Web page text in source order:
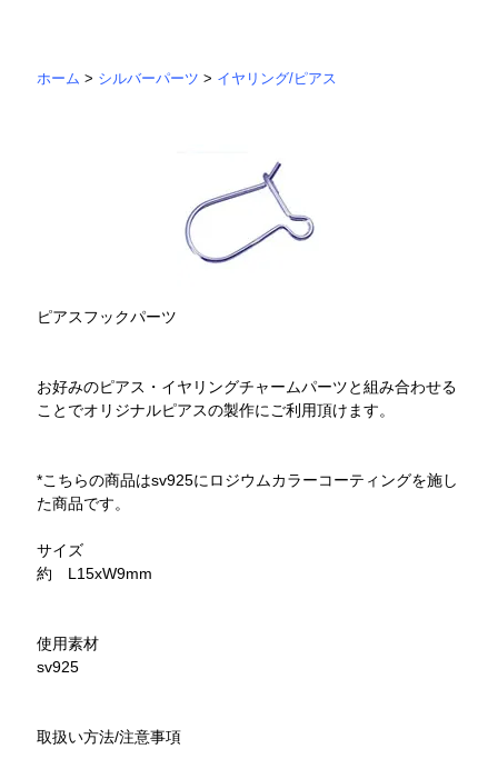
ホーム > シルバーパーツ > イヤリング/ピアス
ピアスフックパーツ
お好みのピアス・イヤリングチャームパーツと組み合わせる
ことでオリジナルピアスの製作にご利用頂けます。
*こちらの商品はsv925にロジウムカラーコーティングを施し
た商品です。
サイズ
約 L15xW9mm
使用素材
sv925
取扱い方法/注意事項